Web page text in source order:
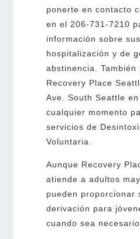
ponerte en contacto
en el 206-731-7210
información sobre
hospitalización y de
abstinencia. También
Recovery Place
Ave. South Seattle
cualquier momento
servicios de
Voluntaria.
Aunque Recovery
atiende a adultos
pueden proporcionar
derivación para
cuando sea necesario.